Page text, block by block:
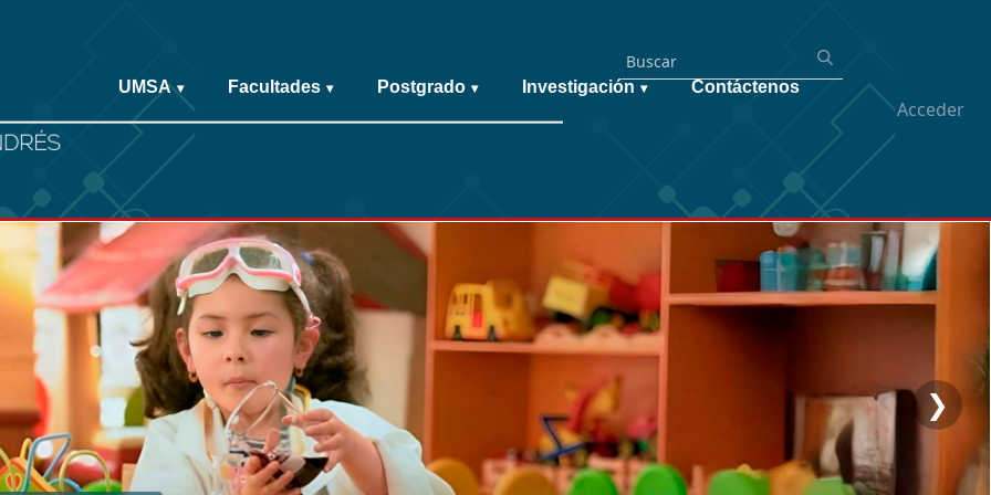
Acceder
UMSA ▾ Facultades ▾ Postgrado ▾ Investigación ▾ Contáctenos
❯